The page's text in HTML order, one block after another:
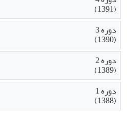
(1391)
دوره 3
(1390)
دوره 2
(1389)
دوره 1
(1388)